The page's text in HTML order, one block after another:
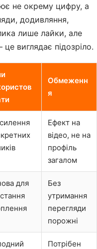
не окрему цифру, а
додивляння,
лише лайки, але
виглядає підозріло.
Обмеженн
я
Ефект на
відео, не на
профіль
загалом
для
Без
утримання
перегляди
порожні
Потрібен